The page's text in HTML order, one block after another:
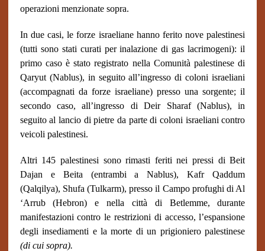
operazioni menzionate sopra.
In due casi, le forze israeliane hanno ferito nove palestinesi
(tutti sono stati curati per inalazione di gas lacrimogeni): il
primo caso è stato registrato nella Comunità palestinese di
Qaryut (Nablus), in seguito all’ingresso di coloni israeliani
(accompagnati da forze israeliane) presso una sorgente; il
secondo caso, all’ingresso di Deir Sharaf (Nablus), in
seguito al lancio di pietre da parte di coloni israeliani contro
veicoli palestinesi.
Altri 145 palestinesi sono rimasti feriti nei pressi di Beit
Dajan e Beita (entrambi a Nablus), Kafr Qaddum
(Qalqilya), Shufa (Tulkarm), presso il Campo profughi di Al
‘Arrub (Hebron) e nella città di Betlemme, durante
manifestazioni contro le restrizioni di accesso, l’espansione
degli insediamenti e la morte di un prigioniero palestinese
(di cui sopra).